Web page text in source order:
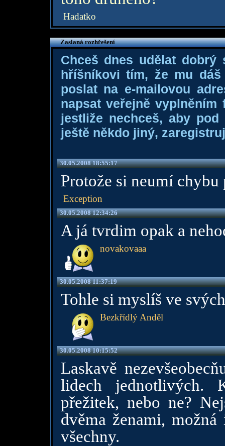
Hadatko
Zaslaná rozhřešení
Chceš dnes udělat dobrý
hříšníkovi tím, že mu
poslat na e-mailovou
napsat veřejně
jestliže nechceš, aby
ještě někdo jiný,
30.05.2008 18:55:17
Protože si neumí
Exception
30.05.2008 12:34:26
A já tvrdim opak a
novakovaaa
30.05.2008 11:37:19
Tohle si myslíš ve
Bezkřídlý Anděl
30.05.2008 10:15:52
Laskavě
lidech jednotlivých.
přežitek, nebo ne?
dvěma ženami,
všechny.